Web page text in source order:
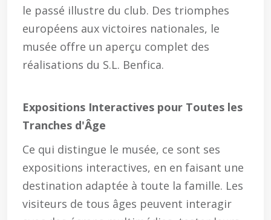
le passé illustre du club. Des triomphes
européens aux victoires nationales, le
musée offre un aperçu complet des
réalisations du S.L. Benfica.
Expositions Interactives pour Toutes les
Tranches d'Âge
Ce qui distingue le musée, ce sont ses
expositions interactives, en en faisant une
destination adaptée à toute la famille. Les
visiteurs de tous âges peuvent interagir